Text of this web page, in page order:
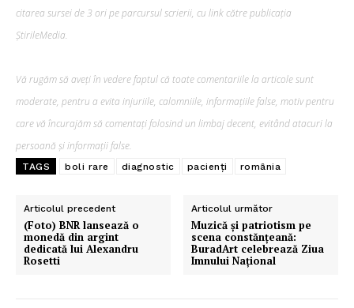
citarea sursei de 3 ori pe parcursul scrierii, cu link către publicația
ȘtirileMedia.
Vă rugăm să aveți în vedere faptul că toate comentariile la articole sunt
moderate, pentru a evita injuriile, calomniile, informațiile false, motiv pentru
care vă încurajăm să comentați folosind un limbaj decent, evitând atacuri la
persoană și informații false.
TAGS boli rare diagnostic pacienți românia
Articolul precedent
(Foto) BNR lansează o
monedă din argint
dedicată lui Alexandru
Rosetti
Articolul următor
Muzică și patriotism pe
scena constănțeană:
BuradArt celebrează Ziua
Imnului Național